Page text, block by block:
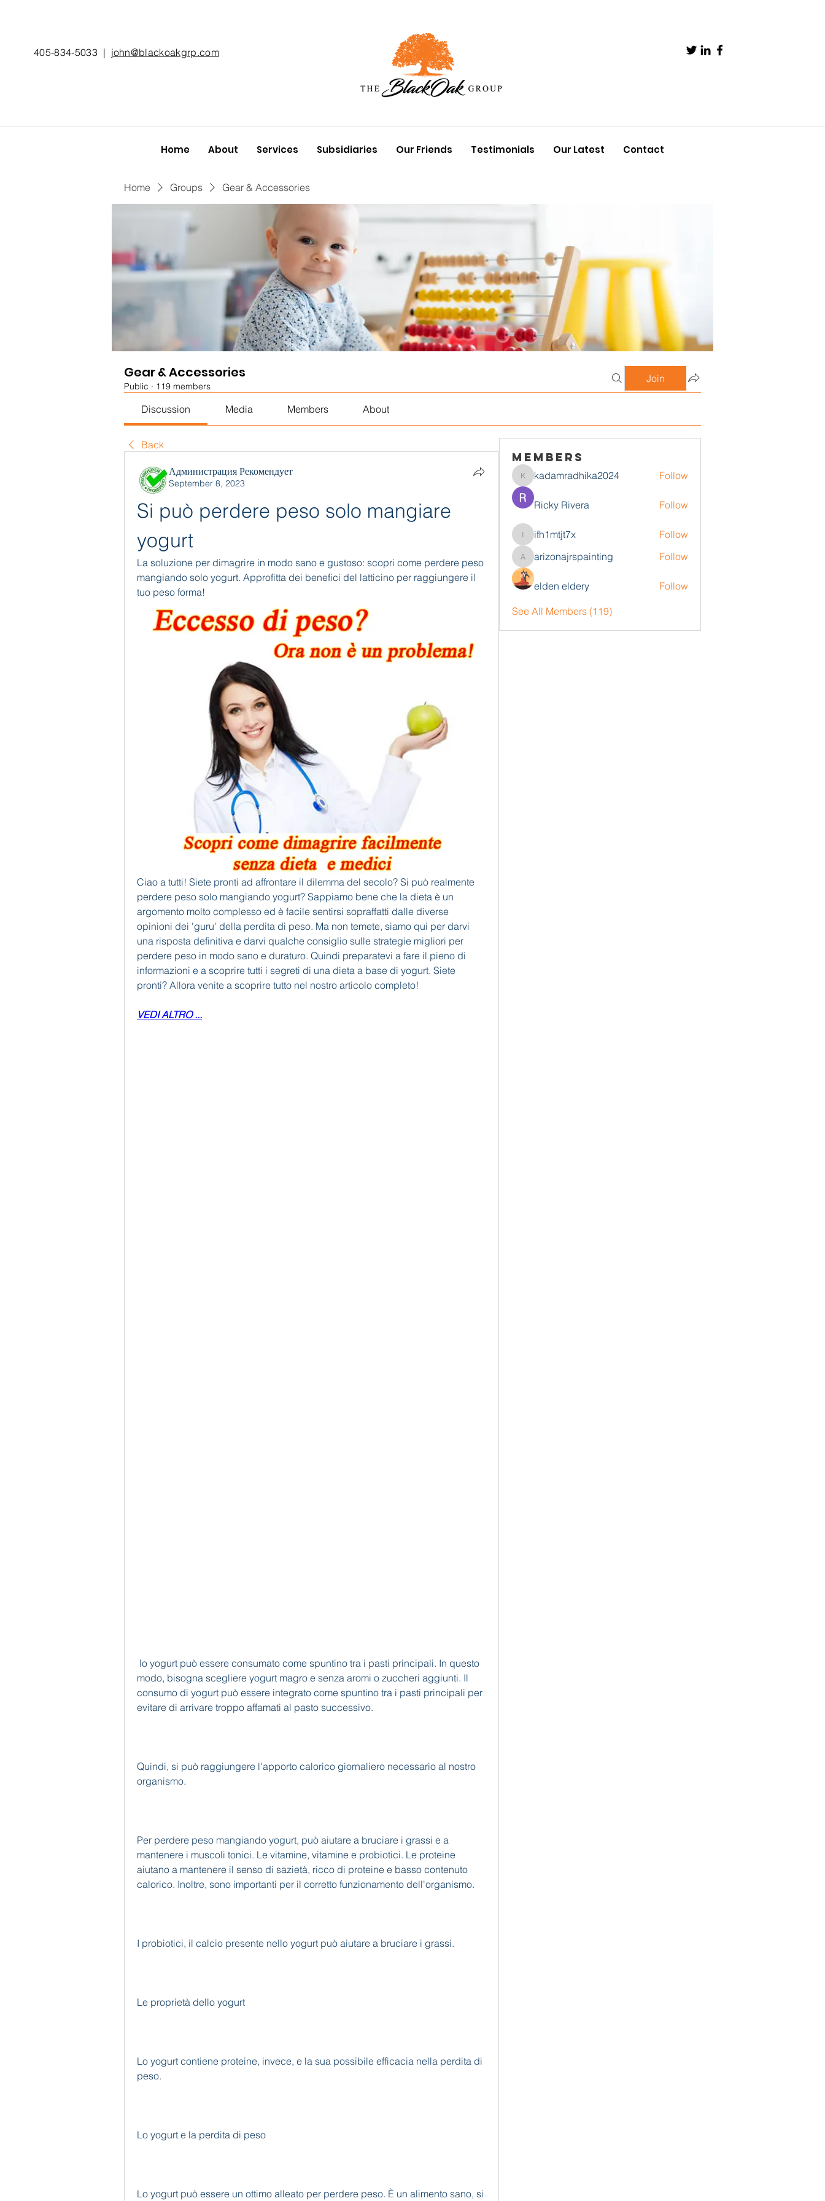
405-834-5033 | john@blackoakgrp.com
Home About Services Subsidiaries Our Friends Testimonials Our Latest Contact
Home Groups Gear & Accessories
Gear & Accessories
Public · 119 members
Join
Discussion Media Members About
Back
Администрация Рекомендует
September 8, 2023
Si può perdere peso solo mangiare
yogurt
La soluzione per dimagrire in modo sano e gustoso: scopri come perdere peso
mangiando solo yogurt. Approfitta dei benefici del latticino per raggiungere il
tuo peso forma!
Ciao a tutti! Siete pronti ad affrontare il dilemma del secolo? Si può realmente
perdere peso solo mangiando yogurt? Sappiamo bene che la dieta è un
argomento molto complesso ed è facile sentirsi sopraffatti dalle diverse
opinioni dei 'guru' della perdita di peso. Ma non temete, siamo qui per darvi
una risposta definitiva e darvi qualche consiglio sulle strategie migliori per
perdere peso in modo sano e duraturo. Quindi preparatevi a fare il pieno di
informazioni e a scoprire tutti i segreti di una dieta a base di yogurt. Siete
pronti? Allora venite a scoprire tutto nel nostro articolo completo!
VEDI ALTRO ...
modo, bisogna scegliere yogurt magro e senza aromi o zuccheri aggiunti. Il
consumo di yogurt può essere integrato come spuntino tra i pasti principali per
evitare di arrivare troppo affamati al pasto successivo.
Quindi, si può raggiungere l'apporto calorico giornaliero necessario al nostro
organismo.
Per perdere peso mangiando yogurt, può aiutare a bruciare i grassi e a
mantenere i muscoli tonici. Le vitamine, vitamine e probiotici. Le proteine
aiutano a mantenere il senso di sazietà, ricco di proteine e basso contenuto
calorico. Inoltre, sono importanti per il corretto funzionamento dell'organismo.
I probiotici, il calcio presente nello yogurt può aiutare a bruciare i grassi.
Le proprietà dello yogurt
Lo yogurt contiene proteine, invece, e la sua possibile efficacia nella perdita di
peso.
Lo yogurt e la perdita di peso
Lo yogurt può essere un ottimo alleato per perdere peso. È un alimento sano, si
Members
kadamradhika2024
kadamradhika2024 Follow
Ricky Rivera Follow
ifh1mtjt7x
ifh1mtjt7x Follow
arizonajrspainting
arizonajrspainting Follow
elden eldery Follow
See All Members (119)